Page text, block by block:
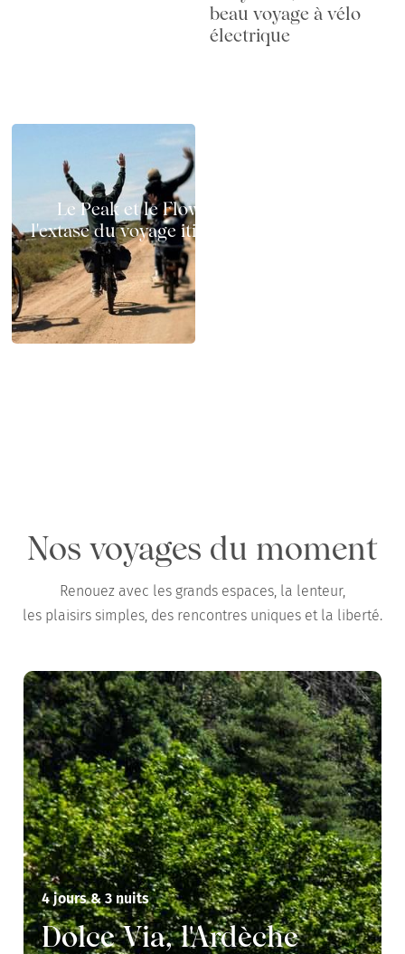
beau voyage à vélo
électrique
Le Peak et le Flow à vélo électrique :
l'extase du voyage itinérant sur deux roues
Nos voyages du moment
Renouez avec les grands espaces, la lenteur,
les plaisirs simples, des rencontres uniques et la liberté.
4 jours & 3 nuits
Dolce Via, l'Ardèche